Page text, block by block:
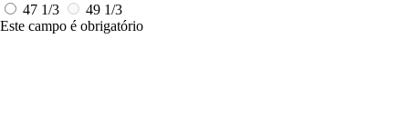
47 1/3
49 1/3
Este campo é obrigatório